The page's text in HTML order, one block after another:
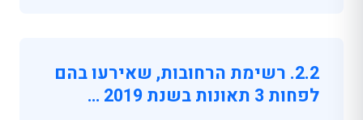
2.2. רשימת הרחובות, שאירעו בהם
לפחות 3 תאונות בשנת 2019 …